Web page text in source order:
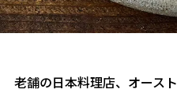
老舗の日本料理店、オース